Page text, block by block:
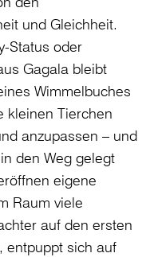
und Gleichheit.
Status oder
Gagala bleibt
Wimmelbuches
kleinen Tierchen
anzupassen – und
den Weg gelegt
eigene
Raum viele
auf den ersten
entpuppt sich auf